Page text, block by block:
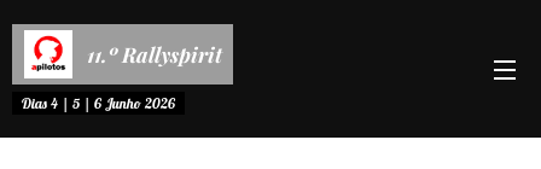
11.º Rallyspirit
Dias 4 | 5 | 6 Junho 2026